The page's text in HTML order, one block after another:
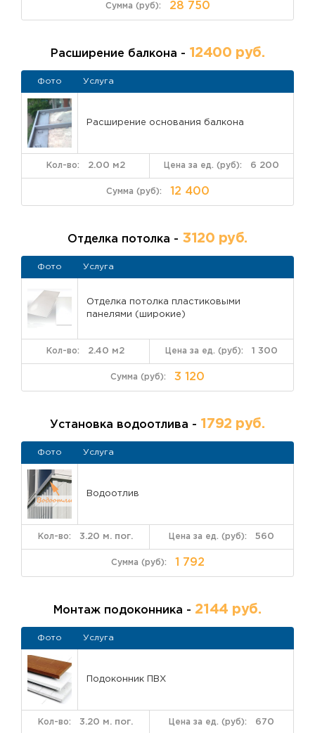
28 750
Расширение балкона - 12400 руб.
Фото Услуга
Расширение основания балкона
6 200
2.00 м2
12 400
Отделка потолка - 3120 руб.
Фото Услуга
Отделка потолка пластиковыми
панелями (широкие)
1 300
2.40 м2
3 120
Установка водоотлива - 1792 руб.
Фото Услуга
Водоотлив
560
3.20 м. пог.
1 792
Монтаж подоконника - 2144 руб.
Фото Услуга
Подоконник ПВХ
670
3.20 м. пог.